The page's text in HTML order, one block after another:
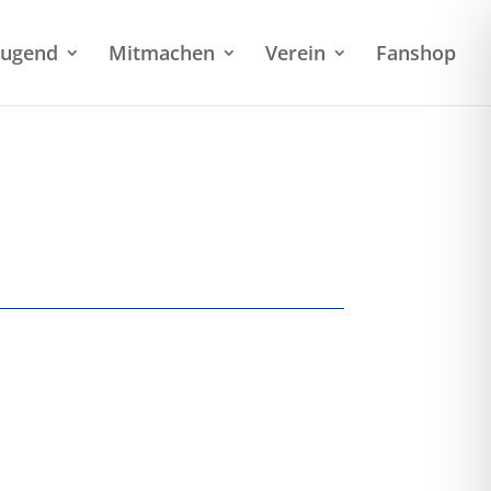
Mitmachen Verein Fanshop